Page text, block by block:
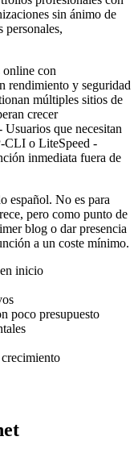
sin ánimo de
personales,
con
rendimiento y seguridad
múltiples sitios de
crecer
que necesitan
CLI o LiteSpeed -
inmediata fuera de
español. No es para
pero como punto de
blog o dar presencia
a un coste mínimo.
inicio
poco presupuesto